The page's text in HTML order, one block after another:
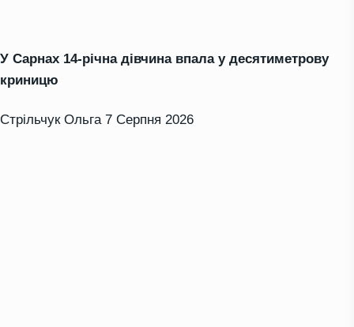
У Сарнах 14-річна дівчина впала у десятиметрову
криницю
Стрільчук Ольга 7 Серпня 2026